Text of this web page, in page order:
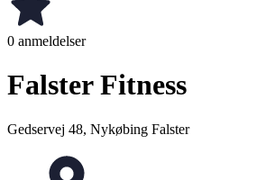
0 anmeldelser
Falster Fitness
Gedservej 48, Nykøbing Falster